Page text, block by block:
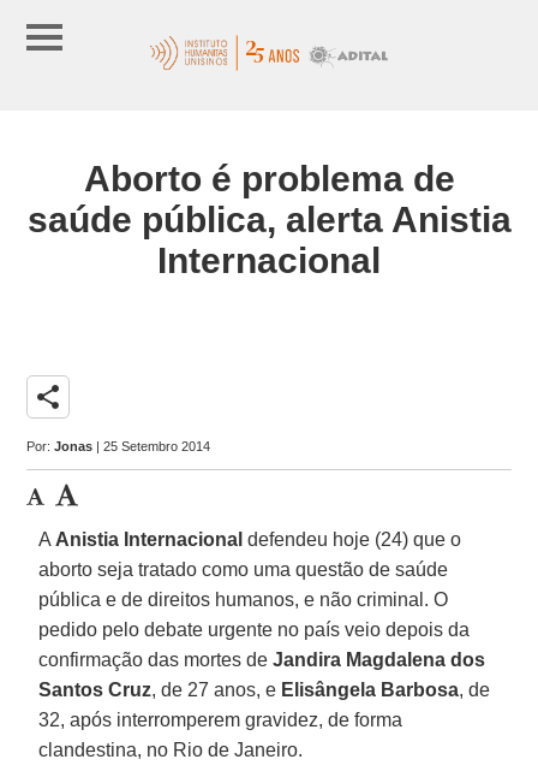
Aborto é problema de
saúde pública, alerta Anistia
Internacional
share
Por:Jonas | 25 Setembro 2014
A Anistia Internacional defendeu hoje (24) que o
aborto seja tratado como uma questão de saúde
pública e de direitos humanos, e não criminal. O
pedido pelo debate urgente no país veio depois da
confirmação das mortes deJandira Magdalena dos
Santos Cruz, de 27 anos, e Elisângela Barbosa, de
32, após interromperem gravidez, de forma
clandestina, no Rio de Janeiro.